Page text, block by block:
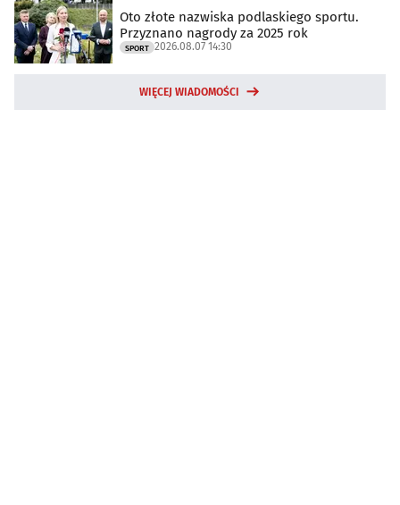
Oto złote nazwiska podlaskiego sportu.
Przyznano nagrody za 2025 rok
SPORT 2026.08.07 14:30
WIĘCEJ WIADOMOŚCI